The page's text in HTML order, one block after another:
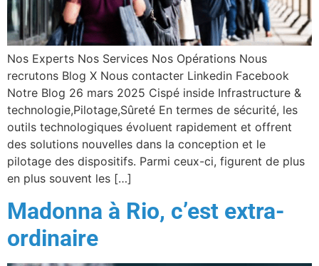
Nos Experts Nos Services Nos Opérations Nous
recrutons Blog X Nous contacter Linkedin Facebook
Notre Blog 26 mars 2025 Cispé inside Infrastructure &
technologie,Pilotage,Sûreté En termes de sécurité, les
outils technologiques évoluent rapidement et offrent
des solutions nouvelles dans la conception et le
pilotage des dispositifs. Parmi ceux-ci, figurent de plus
en plus souvent les […]
Madonna à Rio, c’est extra-
ordinaire